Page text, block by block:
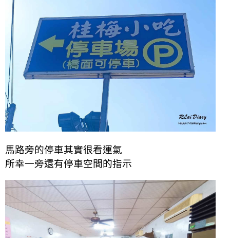
馬路旁的停車其實很看運氣
所幸一旁還有停車空間的指示